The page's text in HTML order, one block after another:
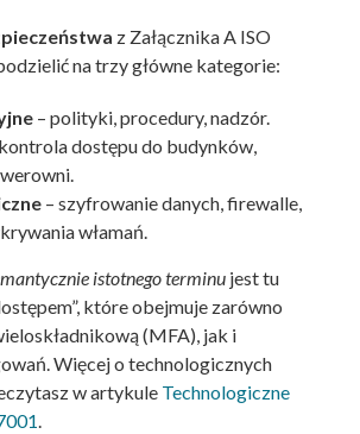
z Załącznika A ISO
na trzy główne kategorie:
– polityki, procedury, nadzór.
dostępu do budynków,
– szyfrowanie danych, firewalle,
włamań.
istotnego terminu jest tu
które obejmuje zarówno
(MFA), jak i
Więcej o technologicznych
w artykule Technologiczne
.